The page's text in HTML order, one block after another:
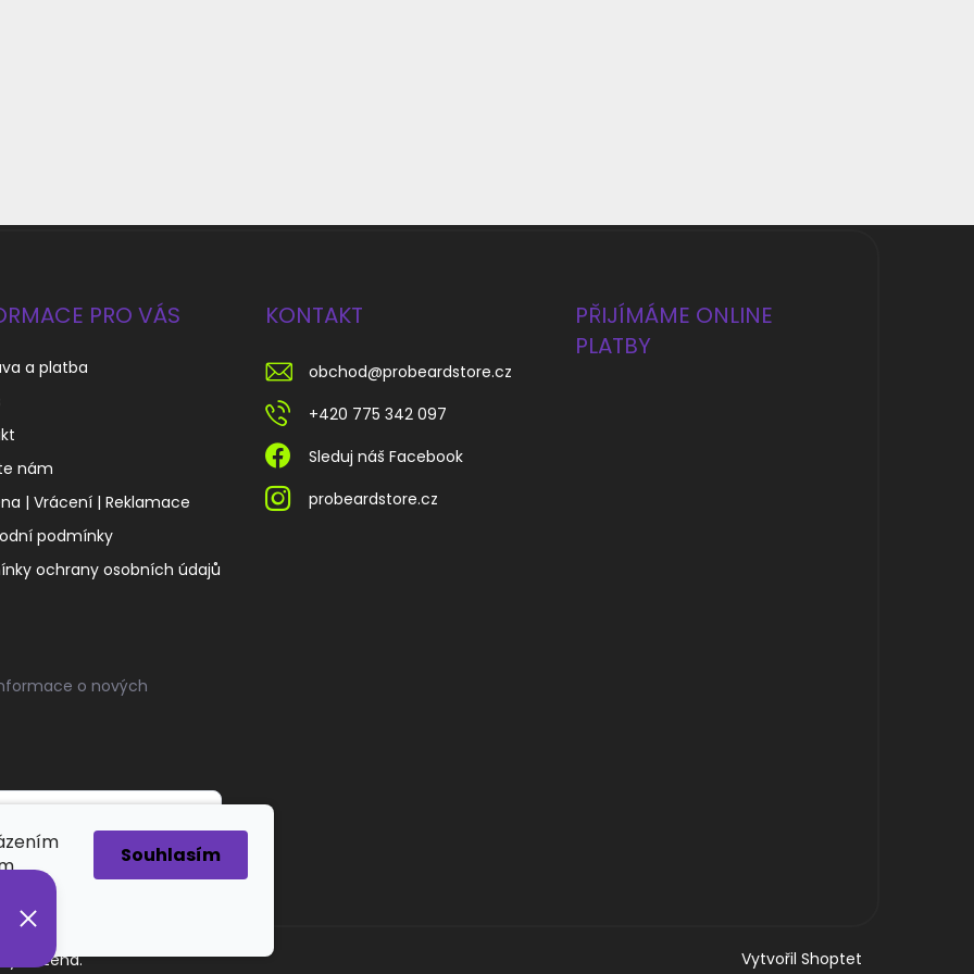
Souhlasím
PRO VÁS
a platba
nám
| Vrácení | Reklamace
podmínky
ochrany osobních údajů
KONTAKT
obchod@probeardstore.cz
+420 775 342 097
Sleduj náš Facebook
probeardstore.cz
PŘIJÍMÁME ONLINE
PLATBY
o nových
Vytvořil Shoptet